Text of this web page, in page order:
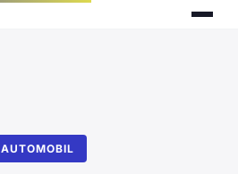
AUTOMOBIL